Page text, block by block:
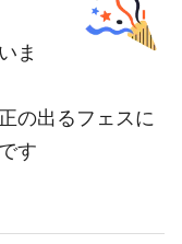
ま
の出るフェスに
す